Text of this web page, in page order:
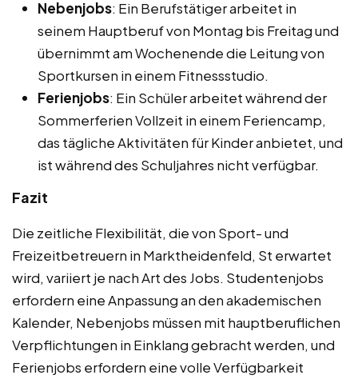
Nebenjobs: Ein Berufstätiger arbeitet in
seinem Hauptberuf von Montag bis Freitag und
übernimmt am Wochenende die Leitung von
Sportkursen in einem Fitnessstudio.
Ferienjobs: Ein Schüler arbeitet während der
Sommerferien Vollzeit in einem Feriencamp,
das tägliche Aktivitäten für Kinder anbietet, und
ist während des Schuljahres nicht verfügbar.
Fazit
Die zeitliche Flexibilität, die von Sport- und
Freizeitbetreuern in Marktheidenfeld, St erwartet
wird, variiert je nach Art des Jobs. Studentenjobs
erfordern eine Anpassung an den akademischen
Kalender, Nebenjobs müssen mit hauptberuflichen
Verpflichtungen in Einklang gebracht werden, und
Ferienjobs erfordern eine volle Verfügbarkeit